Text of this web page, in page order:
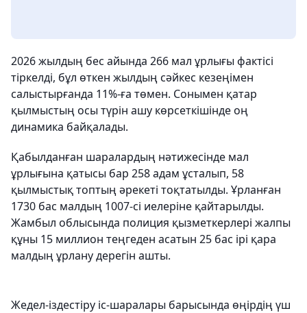
2026 жылдың бес айында 266 мал ұрлығы фактісі
тіркелді, бұл өткен жылдың сәйкес кезеңімен
салыстырғанда 11%-ға төмен. Сонымен қатар
қылмыстың осы түрін ашу көрсеткішінде оң
динамика байқалады.
Қабылданған шаралардың нәтижесінде мал
ұрлығына қатысы бар 258 адам ұсталып, 58
қылмыстық топтың әрекеті тоқтатылды. Ұрланған
1730 бас малдың 1007-сі иелеріне қайтарылды.
Жамбыл облысында полиция қызметкерлері жалпы
құны 15 миллион теңгеден асатын 25 бас ірі қара
малдың ұрлану дерегін ашты.
Жедел-іздестіру іс-шаралары барысында өңірдің үш